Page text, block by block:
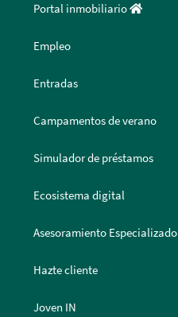
Portal inmobiliario
Empleo
Entradas
Campamentos de verano
Simulador de préstamos
Ecosistema digital
Asesoramiento Especializado
Hazte cliente
Joven IN